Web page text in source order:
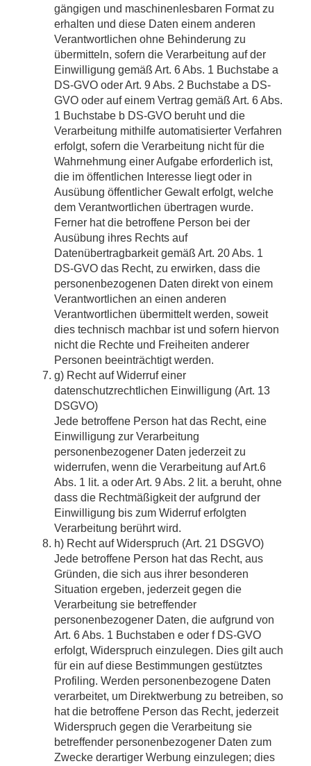
gängigen und maschinenlesbaren Format zu
erhalten und diese Daten einem anderen
Verantwortlichen ohne Behinderung zu
übermitteln, sofern die Verarbeitung auf der
Einwilligung gemäß Art. 6 Abs. 1 Buchstabe a
DS-GVO oder Art. 9 Abs. 2 Buchstabe a DS-
GVO oder auf einem Vertrag gemäß Art. 6 Abs.
1 Buchstabe b DS-GVO beruht und die
Verarbeitung mithilfe automatisierter Verfahren
erfolgt, sofern die Verarbeitung nicht für die
Wahrnehmung einer Aufgabe erforderlich ist,
die im öffentlichen Interesse liegt oder in
Ausübung öffentlicher Gewalt erfolgt, welche
dem Verantwortlichen übertragen wurde.
Ferner hat die betroffene Person bei der
Ausübung ihres Rechts auf
Datenübertragbarkeit gemäß Art. 20 Abs. 1
DS-GVO das Recht, zu erwirken, dass die
personenbezogenen Daten direkt von einem
Verantwortlichen an einen anderen
Verantwortlichen übermittelt werden, soweit
dies technisch machbar ist und sofern hiervon
nicht die Rechte und Freiheiten anderer
Personen beeinträchtigt werden.
g) Recht auf Widerruf einer
datenschutzrechtlichen Einwilligung (Art. 13
DSGVO)
Jede betroffene Person hat das Recht, eine
Einwilligung zur Verarbeitung
personenbezogener Daten jederzeit zu
widerrufen, wenn die Verarbeitung auf Art.6
Abs. 1 lit. a oder Art. 9 Abs. 2 lit. a beruht, ohne
dass die Rechtmäßigkeit der aufgrund der
Einwilligung bis zum Widerruf erfolgten
Verarbeitung berührt wird.
h) Recht auf Widerspruch (Art. 21 DSGVO)
Jede betroffene Person hat das Recht, aus
Gründen, die sich aus ihrer besonderen
Situation ergeben, jederzeit gegen die
Verarbeitung sie betreffender
personenbezogener Daten, die aufgrund von
Art. 6 Abs. 1 Buchstaben e oder f DS-GVO
erfolgt, Widerspruch einzulegen. Dies gilt auch
für ein auf diese Bestimmungen gestütztes
Profiling. Werden personenbezogene Daten
verarbeitet, um Direktwerbung zu betreiben, so
hat die betroffene Person das Recht, jederzeit
Widerspruch gegen die Verarbeitung sie
betreffender personenbezogener Daten zum
Zwecke derartiger Werbung einzulegen; dies